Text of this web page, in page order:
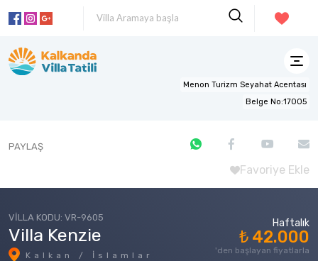
Menon Turizm Seyahat Acentası
Belge No:17005
PAYLAŞ
Favoriye Ekle
VİLLA KODU: VR-9605
Villa Kenzie
Kalkan / İslamlar
Haftalık
₺ 42.000
'den başlayan fiyatlarla